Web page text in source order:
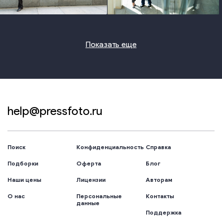
Показать еще
help@pressfoto.ru
Поиск
Подборки
Наши цены
О нас
Конфиденциальность
Оферта
Лицензии
Персональные
данные
Справка
Блог
Авторам
Контакты
Поддержка